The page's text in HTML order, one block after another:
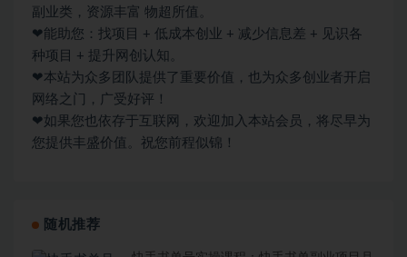
副业类，资源丰富 物超所值。
❤能助您：找项目 + 低成本创业 + 减少信息差 + 见识各
种项目 + 提升网创认知。
❤本站为众多团队提供了重要价值，也为众多创业者开启
网络之门，广受好评！
❤如果您也依存于互联网，欢迎加入本站会员，将尽早为
您提供丰盛价值。祝您前程似锦！
随机推荐